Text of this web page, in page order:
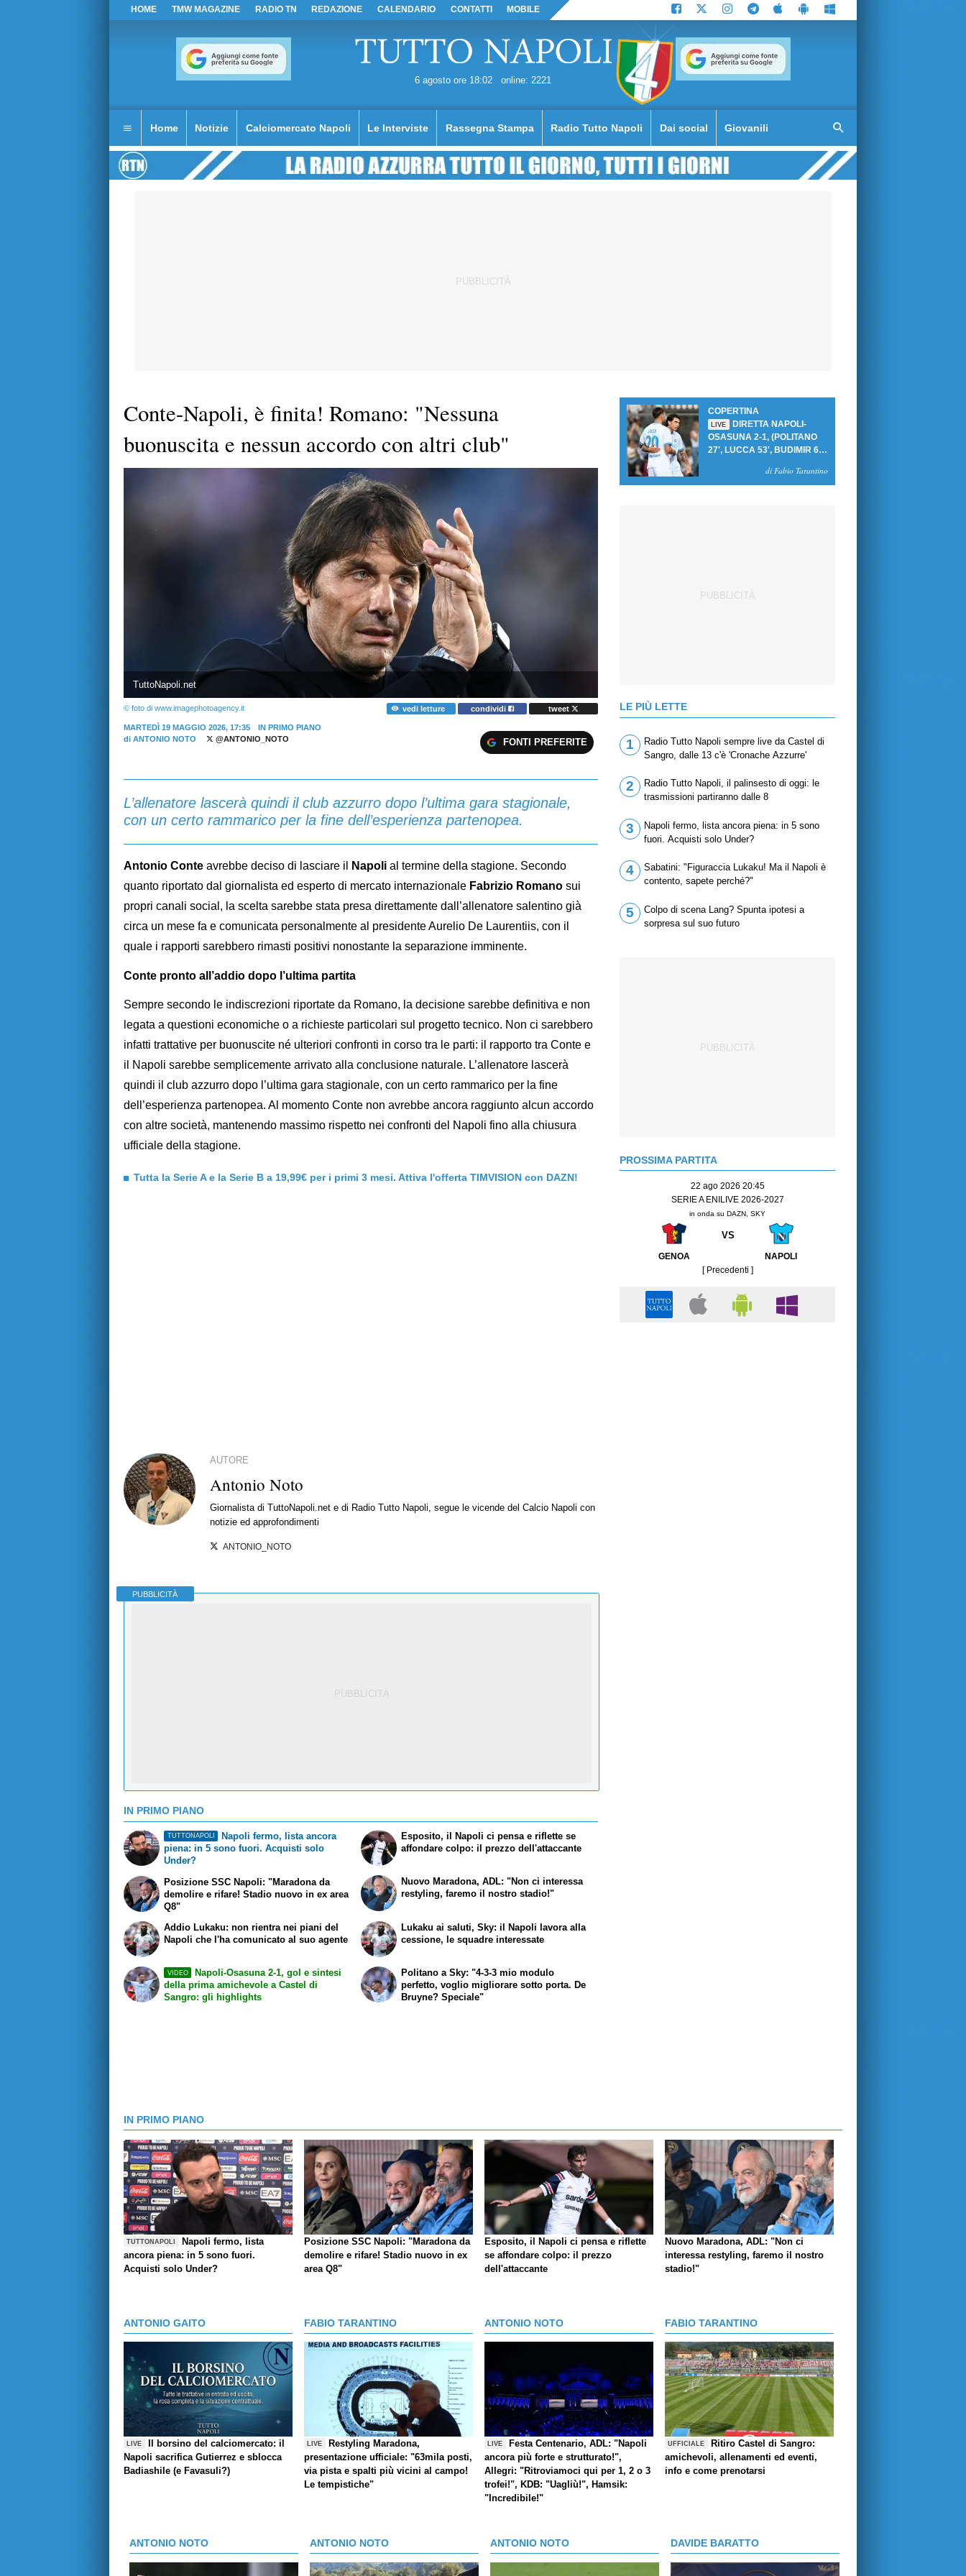
HOME TMW MAGAZINE RADIO TN REDAZIONE CALENDARIO CONTATTI MOBILE
6 agosto ore 18:02 online: 2221
Home Notizie Calciomercato Napoli Le Interviste Rassegna Stampa Radio Tutto Napoli Dai social Giovanili
Conte-Napoli, è finita! Romano: "Nessuna
buonuscita e nessun accordo con altri club"
TuttoNapoli.net
© foto di www.imagephotoagency.it vedi letture condividi tweet
MARTEDÌ 19 MAGGIO 2026, 17:35
IN PRIMO PIANO
di ANTONIO NOTO @ANTONIO_NOTO FONTI PREFERITE
L’allenatore lascerà quindi il club azzurro dopo l’ultima gara stagionale,
con un certo rammarico per la fine dell’esperienza partenopea.
Antonio Conte avrebbe deciso di lasciare il Napoli al termine della stagione. Secondo
quanto riportato dal giornalista ed esperto di mercato internazionale Fabrizio Romano sui
propri canali social, la scelta sarebbe stata presa direttamente dall’allenatore salentino già
circa un mese fa e comunicata personalmente al presidente Aurelio De Laurentiis, con il
quale i rapporti sarebbero rimasti positivi nonostante la separazione imminente.
Conte pronto all’addio dopo l’ultima partita
Sempre secondo le indiscrezioni riportate da Romano, la decisione sarebbe definitiva e non
legata a questioni economiche o a richieste particolari sul progetto tecnico. Non ci sarebbero
infatti trattative per buonuscite né ulteriori confronti in corso tra le parti: il rapporto tra Conte e
il Napoli sarebbe semplicemente arrivato alla conclusione naturale. L’allenatore lascerà
quindi il club azzurro dopo l’ultima gara stagionale, con un certo rammarico per la fine
dell’esperienza partenopea. Al momento Conte non avrebbe ancora raggiunto alcun accordo
con altre società, mantenendo massimo rispetto nei confronti del Napoli fino alla chiusura
ufficiale della stagione.
Tutta la Serie A e la Serie B a 19,99€ per i primi 3 mesi. Attiva l'offerta TIMVISION con DAZN!
AUTORE
Antonio Noto
Giornalista di TuttoNapoli.net e di Radio Tutto Napoli, segue le vicende del Calcio Napoli con
notizie ed approfondimenti
ANTONIO_NOTO
PUBBLICITÀ
IN PRIMO PIANO
TUTTONAPOLI
Napoli fermo, lista ancora
piena: in 5 sono fuori. Acquisti solo
Under?
Posizione SSC Napoli: "Maradona da
demolire e rifare! Stadio nuovo in ex area
Q8"
Esposito, il Napoli ci pensa e riflette se
affondare colpo: il prezzo dell'attaccante
Nuovo Maradona, ADL: "Non ci interessa
restyling, faremo il nostro stadio!"
Addio Lukaku: non rientra nei piani del
Napoli che l'ha comunicato al suo agente
VIDEO
Napoli-Osasuna 2-1, gol e sintesi
della prima amichevole a Castel di
Sangro: gli highlights
Lukaku ai saluti, Sky: il Napoli lavora alla
cessione, le squadre interessate
Politano a Sky: "4-3-3 mio modulo
perfetto, voglio migliorare sotto porta. De
Bruyne? Speciale"
COPERTINA
LIVE
DIRETTA NAPOLI-
OSASUNA 2-1, (POLITANO
27', LUCCA 53', BUDIMIR 69'
PER PRIMA VITTORIA AL
di Fabio Tarantino
LE PIÙ LETTE
1
Radio Tutto Napoli sempre live da Castel di
Sangro, dalle 13 c'è 'Cronache Azzurre'
2
Radio Tutto Napoli, il palinsesto di oggi: le
trasmissioni partiranno dalle 8
3
Napoli fermo, lista ancora piena: in 5 sono
fuori. Acquisti solo Under?
4
Sabatini: "Figuraccia Lukaku! Ma il Napoli è
contento, sapete perché?"
5
Colpo di scena Lang? Spunta ipotesi a
sorpresa sul suo futuro
PROSSIMA PARTITA
22 ago 2026 20:45
SERIE A ENILIVE 2026-2027
in onda su DAZN, SKY
VS
GENOA
NAPOLI
[ Precedenti ]
IN PRIMO PIANO
TUTTONAPOLI
Napoli fermo, lista
ancora piena: in 5 sono fuori.
Acquisti solo Under?
Posizione SSC Napoli: "Maradona da
demolire e rifare! Stadio nuovo in ex
area Q8"
Esposito, il Napoli ci pensa e riflette
se affondare colpo: il prezzo
dell'attaccante
Nuovo Maradona, ADL: "Non ci
interessa restyling, faremo il nostro
stadio!"
ANTONIO GAITO
LIVE
Il borsino del calciomercato: il
Napoli sacrifica Gutierrez e sblocca
Badiashile (e Favasuli?)
FABIO TARANTINO
LIVE
Restyling Maradona,
presentazione ufficiale: "63mila posti,
via pista e spalti più vicini al campo!
Le tempistiche"
ANTONIO NOTO
LIVE
Festa Centenario, ADL: "Napoli
ancora più forte e strutturato!",
Allegri: "Ritroviamoci qui per 1, 2 o 3
trofei!", KDB: "Uagliù!", Hamsik:
"Incredibile!"
FABIO TARANTINO
UFFICIALE
Ritiro Castel di Sangro:
amichevoli, allenamenti ed eventi,
info e come prenotarsi
ANTONIO NOTO ANTONIO NOTO ANTONIO NOTO DAVIDE BARATTO